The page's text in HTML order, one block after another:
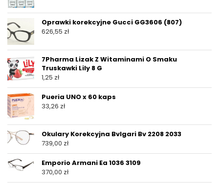
Oprawki korekcyjne Gucci GG3606 (807)
626,55 zł
7Pharma Lizak Z Witaminami O Smaku
Truskawki Lily 8 G
1,25 zł
Pueria UNO x 60 kaps
33,26 zł
Okulary Korekcyjna Bvlgari Bv 2208 2033
739,00 zł
Emporio Armani Ea 1036 3109
370,00 zł